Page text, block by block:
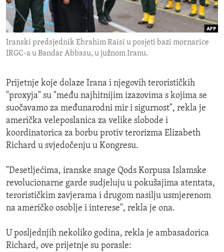
ENVIRONMENT AND HEALTH
IDEALS AND INSTITUTIONS
Iranski predsjednik Ebrahim Raisi u posjeti bazi mornarice
IRGC-a u Bandar Abbasu, u južnom Iranu.
Prijetnje koje dolaze Irana i njegovih terorističkih
"proxyja" su "među najhitnijim izazovima s kojima se
suočavamo za međunarodni mir i sigurnost", rekla je
američka veleposlanica za velike slobode i
koordinatorica za borbu protiv terorizma Elizabeth
Richard u svjedočenju u Kongresu.
"Desetljećima, iranske snage Qods Korpusa Islamske
revolucionarne garde sudjeluju u pokušajima atentata,
terorističkim zavjerama i drugom nasilju usmjerenom
na američko osoblje i interese", rekla je ona.
U posljednjih nekoliko godina, rekla je ambasadorica
Richard, ove prijetnje su porasle: